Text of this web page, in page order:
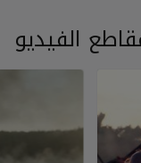
الفيديو